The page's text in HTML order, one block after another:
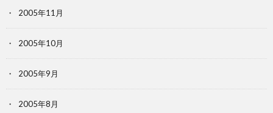
2005年11月
2005年10月
2005年9月
2005年8月